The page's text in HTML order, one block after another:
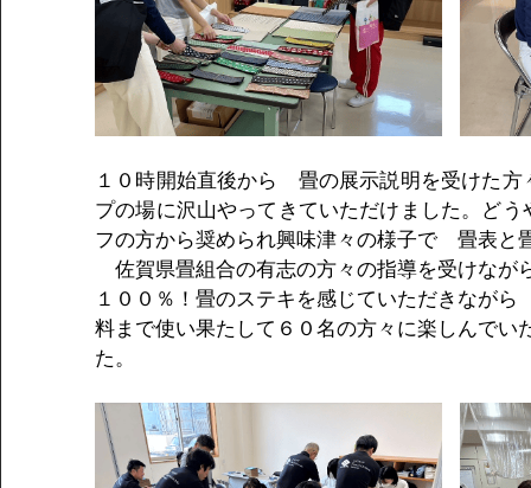
１０時開始直後から　畳の展示説明を受けた
プの場に沢山やってきていただけました。ど
フの方から奨められ興味津々の様子で　畳表と
佐賀県畳組合の有志の方々の指導を受けなが
１００％！畳のステキを感じていただきながら
料まで使い果たして６０名の方々に楽しんでい
た。